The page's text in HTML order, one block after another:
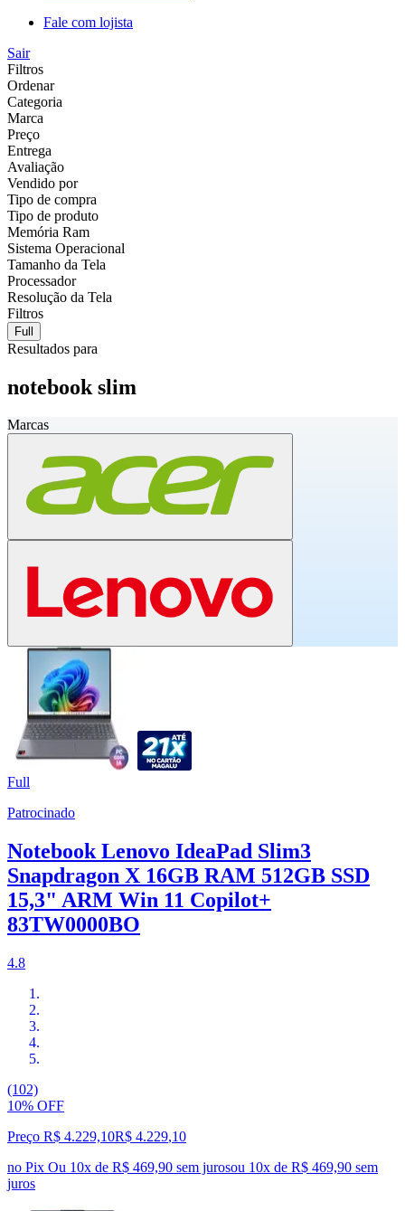
Fale com lojista
Sair
Filtros
Ordenar
Categoria
Marca
Preço
Entrega
Avaliação
Vendido por
Tipo de compra
Tipo de produto
Memória Ram
Sistema Operacional
Tamanho da Tela
Processador
Resolução da Tela
Filtros
Full
Resultados para
notebook slim
Marcas
Full
Patrocinado
Notebook Lenovo IdeaPad Slim3
Snapdragon X 16GB RAM 512GB SSD
15,3" ARM Win 11 Copilot+
83TW0000BO
4.8
(102)
10% OFF
Preço R$ 4.229,10R$ 4.229,10
no Pix Ou 10x de R$ 469,90 sem jurosou 10x de R$ 469,90 sem
juros